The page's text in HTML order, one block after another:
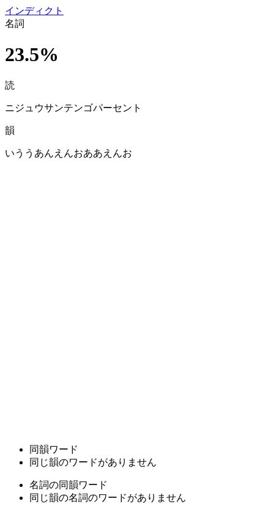
インディクト
名詞
23.5%
読
ニジュウサンテンゴパーセント
韻
いううあんえんおああえんお
同韻ワード
同じ韻のワードがありません
名詞の同韻ワード
同じ韻の名詞のワードがありません